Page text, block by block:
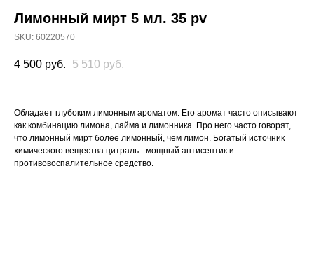
Лимонный мирт 5 мл. 35 pv
SKU: 60220570
4 500 руб. 5 510 руб.
Обладает глубоким лимонным ароматом. Его аромат часто описывают
как комбинацию лимона, лайма и лимонника. Про него часто говорят,
что лимонный мирт более лимонный, чем лимон. Богатый источник
химического вещества цитраль - мощный антисептик и
противовоспалительное средство.